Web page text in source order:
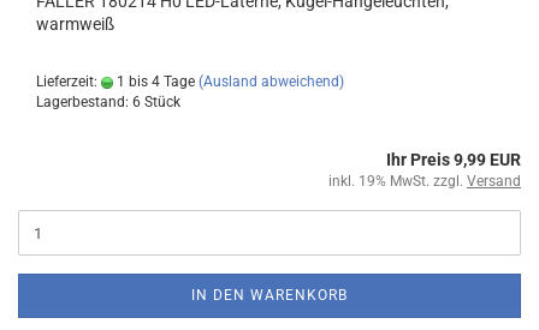
warmweiß
Lieferzeit: 1 bis 4 Tage (Ausland abweichend)
Lagerbestand: 6 Stück
Ihr Preis 9,99 EUR
inkl. 19% MwSt. zzgl. Versand
IN DEN WARENKORB